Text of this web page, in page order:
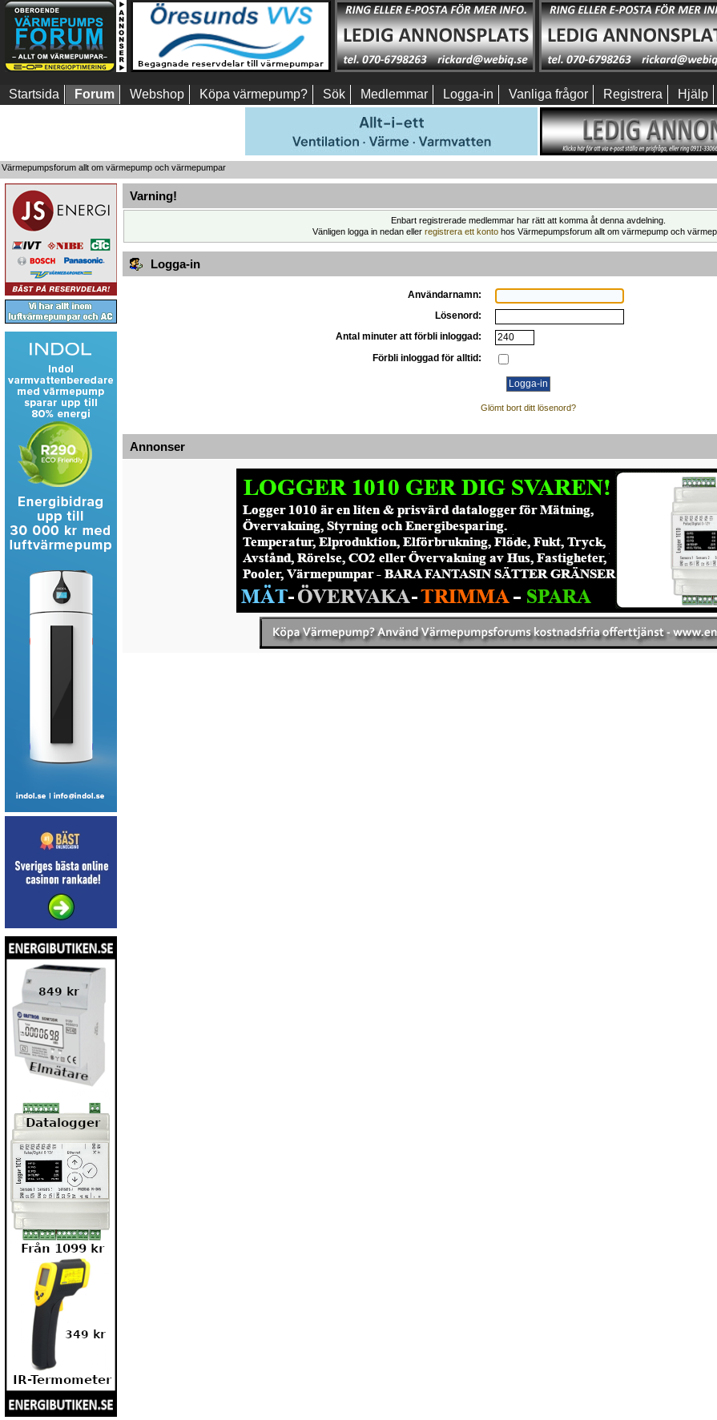
Startsida Forum Webshop Köpa värmepump? Sök Medlemmar Logga-in Vanliga frågor Registrera Hjälp
Värmepumpsforum allt om värmepump och värmepumpar
Varning!
Enbart registrerade medlemmar har rätt att komma åt denna avdelning.
Vänligen logga in nedan eller registrera ett konto hos Värmepumpsforum allt om värmepump och
Logga-in
Användarnamn:
Lösenord:
Antal minuter att förbli inloggad:
Förbli inloggad för alltid:
Glömt bort ditt lösenord?
Annonser